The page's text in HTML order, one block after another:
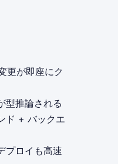
更が即座にク
型推論される
ド + バックエ
プロイも高速